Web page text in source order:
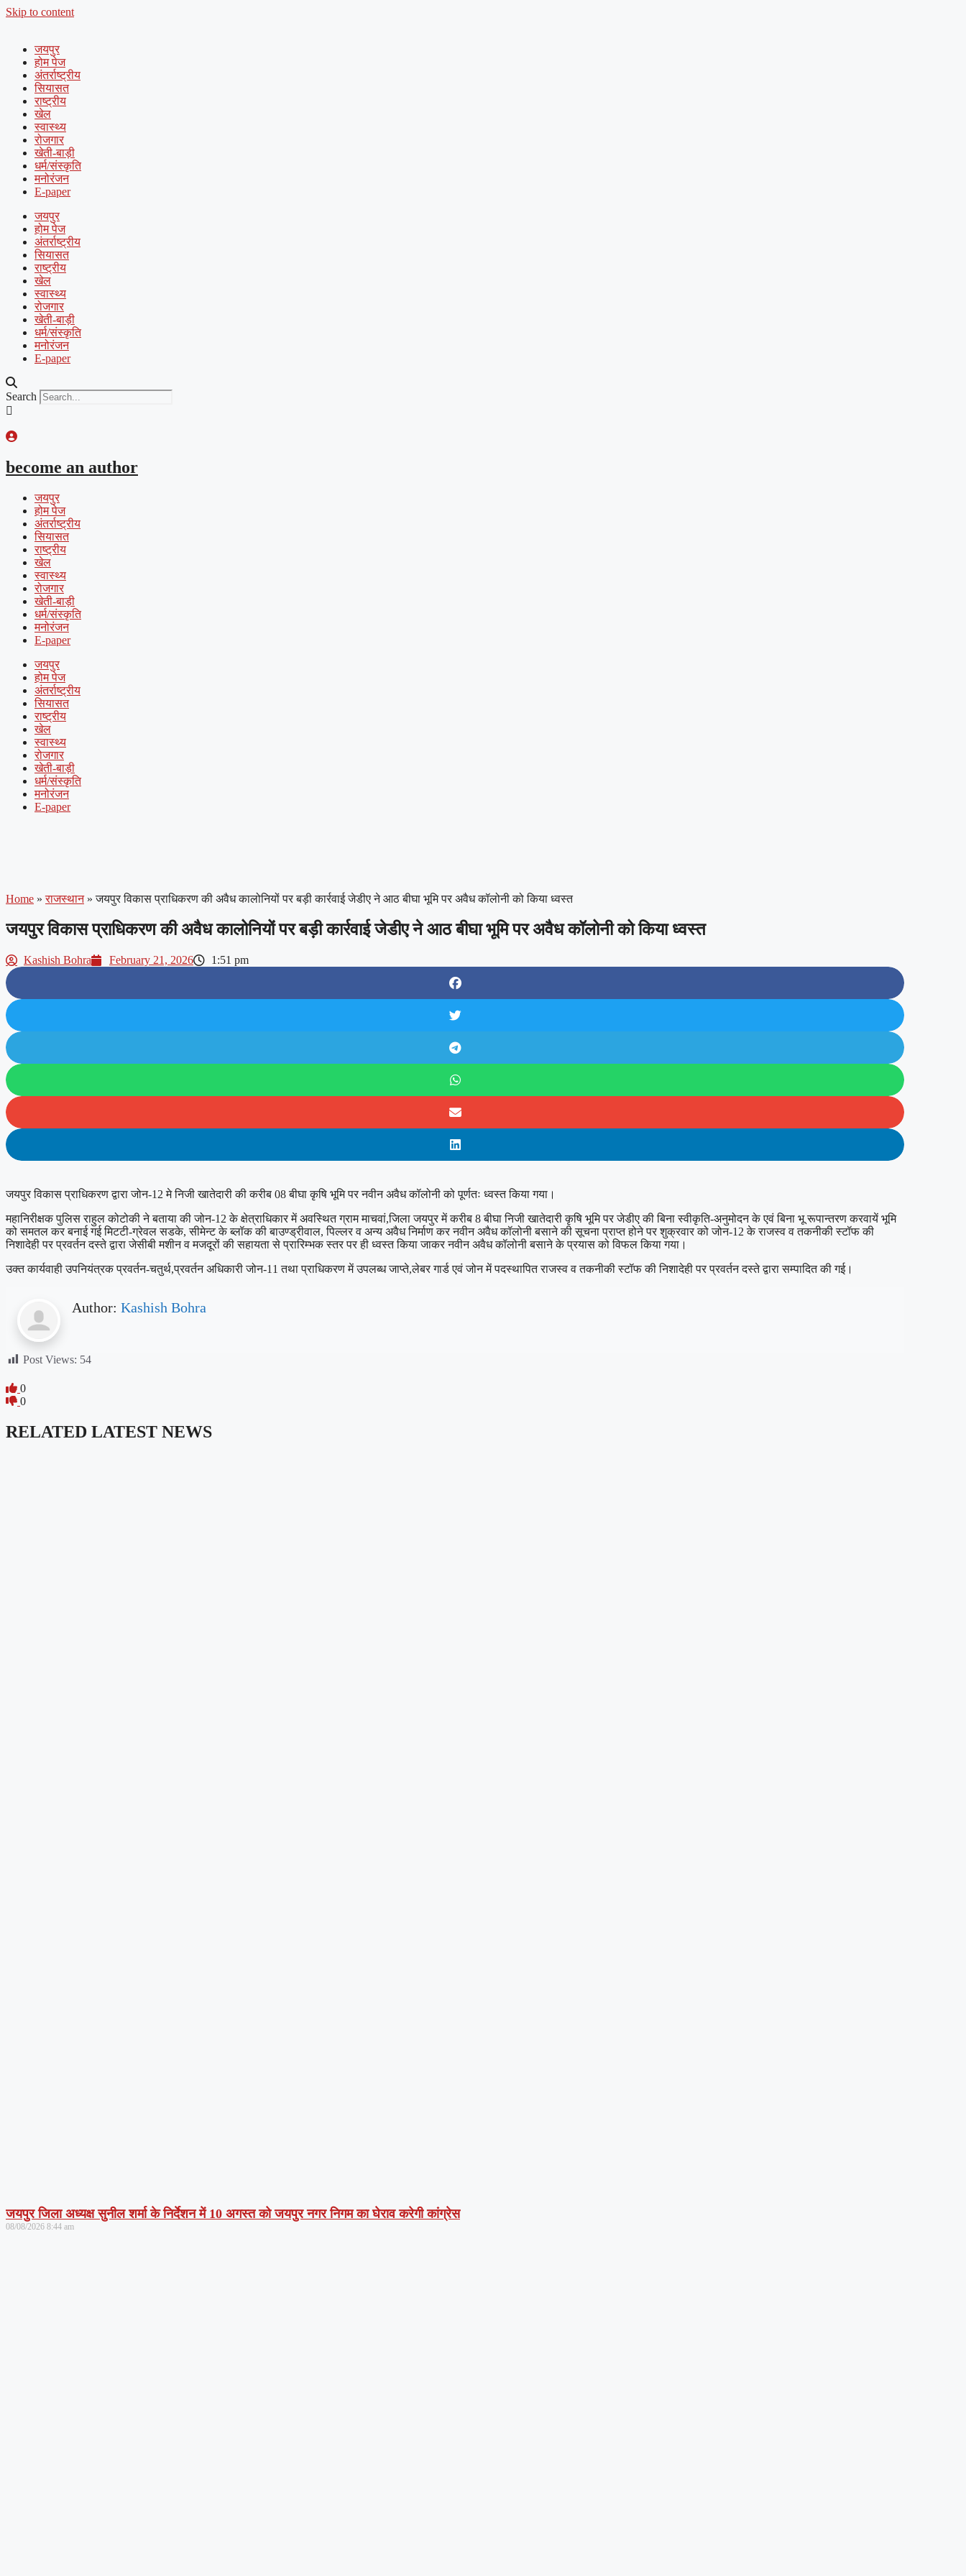
Skip to content
जयपुर
होम पेज
अंतर्राष्ट्रीय
सियासत
राष्ट्रीय
खेल
स्वास्थ्य
रोजगार
खेती-बाड़ी
धर्म/संस्कृति
मनोरंजन
E-paper
जयपुर
होम पेज
अंतर्राष्ट्रीय
सियासत
राष्ट्रीय
खेल
स्वास्थ्य
रोजगार
खेती-बाड़ी
धर्म/संस्कृति
मनोरंजन
E-paper
Search
become an author
जयपुर
होम पेज
अंतर्राष्ट्रीय
सियासत
राष्ट्रीय
खेल
स्वास्थ्य
रोजगार
खेती-बाड़ी
धर्म/संस्कृति
मनोरंजन
E-paper
जयपुर
होम पेज
अंतर्राष्ट्रीय
सियासत
राष्ट्रीय
खेल
स्वास्थ्य
रोजगार
खेती-बाड़ी
धर्म/संस्कृति
मनोरंजन
E-paper
Home » राजस्थान » जयपुर विकास प्राधिकरण की अवैध कालोनियों पर बड़ी कार्रवाई जेडीए ने आठ बीघा भूमि पर अवैध कॉलोनी को किया ध्वस्त
जयपुर विकास प्राधिकरण की अवैध कालोनियों पर बड़ी कार्रवाई जेडीए ने आठ बीघा भूमि पर अवैध कॉलोनी को किया ध्वस्त
Kashish Bohra February 21, 2026 1:51 pm
जयपुर विकास प्राधिकरण द्वारा जोन-12 मे निजी खातेदारी की करीब 08 बीघा कृषि भूमि पर नवीन अवैध कॉलोनी को पूर्णतः ध्वस्त किया गया।
महानिरीक्षक पुलिस राहुल कोटोकी ने बताया की जोन-12 के क्षेत्राधिकार में अवस्थित ग्राम माचवां,जिला जयपुर में करीब 8 बीघा निजी खातेदारी कृषि भूमि पर जेडीए की बिना स्वीकृति-अनुमोदन के एवं बिना भू रूपान्तरण करवायें भूमि
को समतल कर बनाई गई मिटटी-ग्रेवल सडके, सीमेन्ट के ब्लॉक की बाउण्ड्रीवाल, पिल्लर व अन्य अवैध निर्माण कर नवीन अवैध कॉलोनी बसाने की सूचना प्राप्त होने पर शुक्रवार को जोन-12 के राजस्व व तकनीकी स्टॉफ की
निशादेही पर प्रवर्तन दस्ते द्वारा जेसीबी मशीन व मजदूरों की सहायता से प्रारिम्भक स्तर पर ही ध्वस्त किया जाकर नवीन अवैध कॉलोनी बसाने के प्रयास को विफल किया गया।
उक्त कार्यवाही उपनियंत्रक प्रवर्तन-चतुर्थ,प्रवर्तन अधिकारी जोन-11 तथा प्राधिकरण में उपलब्ध जाप्ते,लेबर गार्ड एवं जोन में पदस्थापित राजस्व व तकनीकी स्टॉफ की निशादेही पर प्रवर्तन दस्ते द्वारा सम्पादित की गई।
Author: Kashish Bohra
Post Views: 54
0
0
RELATED LATEST NEWS
जयपुर जिला अध्यक्ष सुनील शर्मा के निर्देशन में 10 अगस्त को जयपुर नगर निगम का घेराव करेगी कांग्रेस
08/08/2026 8:44 am